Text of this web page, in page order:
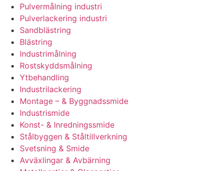
Pulvermålning industri
Pulverlackering industri
Sandblästring
Blästring
Industrimålning
Rostskyddsmålning
Ytbehandling
Industrilackering
Montage – & Byggnadssmide
Industrismide
Konst- & Inredningssmide
Stålbyggen & Ståltillverkning
Svetsning & Smide
Avväxlingar & Avbärning